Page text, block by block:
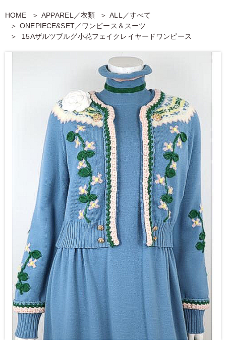
HOME APPAREL／衣類
ALL／すべて
ONEPIECE&SET／ワンピース＆スーツ
15Aザルツブルグ小花フェイクレイヤードワンピース